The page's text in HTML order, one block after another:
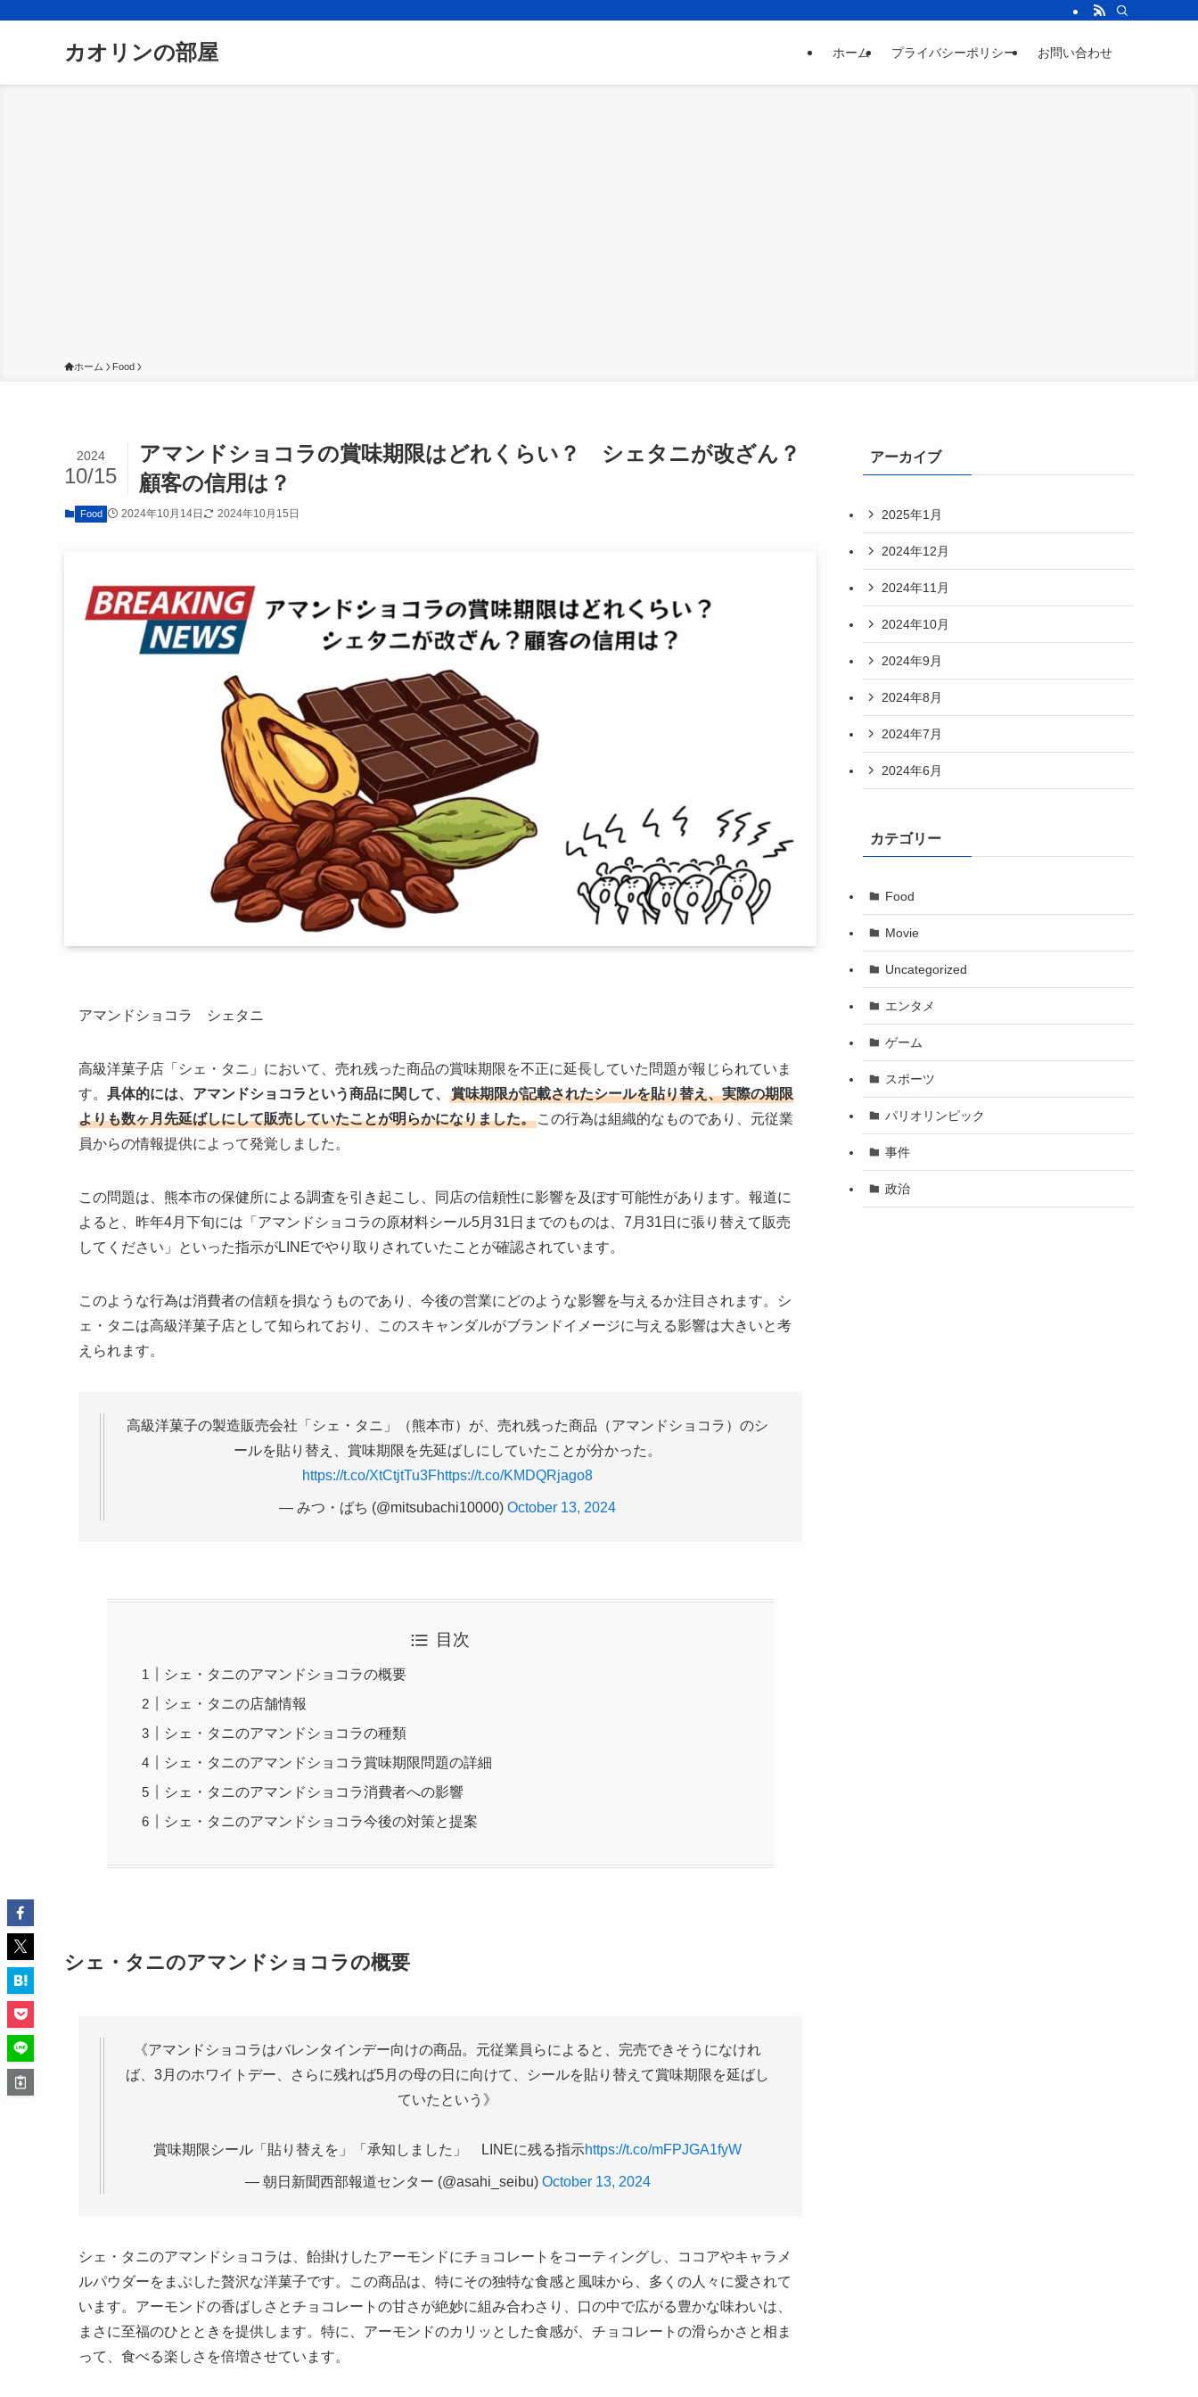
カオリンの部屋 ホーム プライバシーポリシー お問い合わせ
ホーム Food
アマンドショコラの賞味期限はどれくらい？ シェタニが改ざん？
顧客の信用は？
2024
10/15
Food 2024年10月14日 2024年10月15日
アマンドショコラ シェタニ
高級洋菓子店「シェ・タニ」において、売れ残った商品の賞味期限を不正に延長していた問題が報じられていま
す。 具体的には、アマンドショコラという商品に関して、
賞味期限が記載されたシールを貼り替え、実際の期限
よりも数ヶ月先延ばしにして販売していたことが明らかになりました。 この行為は組織的なものであり、元従業
員からの情報提供によって発覚しました。
この問題は、熊本市の保健所による調査を引き起こし、同店の信頼性に影響を及ぼす可能性があります。報道に
よると、昨年4月下旬には「アマンドショコラの原材料シール5月31日までのものは、7月31日に張り替えて販売
してください」といった指示がLINEでやり取りされていたことが確認されています。
このような行為は消費者の信頼を損なうものであり、今後の営業にどのような影響を与えるか注目されます。シ
ェ・タニは高級洋菓子店として知られており、このスキャンダルがブランドイメージに与える影響は大きいと考
えられます。
高級洋菓子の製造販売会社「シェ・タニ」（熊本市）が、売れ残った商品（アマンドショコラ）のシ
ールを貼り替え、賞味期限を先延ばしにしていたことが分かった。
https://t.co/XtCtjtTu3Fhttps://t.co/KMDQRjago8
— みつ・ばち (@mitsubachi10000) October 13, 2024
目次
シェ・タニのアマンドショコラの概要
シェ・タニの店舗情報
シェ・タニのアマンドショコラの種類
シェ・タニのアマンドショコラ賞味期限問題の詳細
シェ・タニのアマンドショコラ消費者への影響
シェ・タニのアマンドショコラ今後の対策と提案
シェ・タニのアマンドショコラの概要
《アマンドショコラはバレンタインデー向けの商品。元従業員らによると、完売できそうになけれ
ば、3月のホワイトデー、さらに残れば5月の母の日に向けて、シールを貼り替えて賞味期限を延ばし
ていたという》
賞味期限シール「貼り替えを」「承知しました」 LINEに残る指示https://t.co/mFPJGA1fyW
— 朝日新聞西部報道センター (@asahi_seibu) October 13, 2024
シェ・タニのアマンドショコラは、飴掛けしたアーモンドにチョコレートをコーティングし、ココアやキャラメ
ルパウダーをまぶした贅沢な洋菓子です。この商品は、特にその独特な食感と風味から、多くの人々に愛されて
います。アーモンドの香ばしさとチョコレートの甘さが絶妙に組み合わさり、口の中で広がる豊かな味わいは、
まさに至福のひとときを提供します。特に、アーモンドのカリッとした食感が、チョコレートの滑らかさと相ま
って、食べる楽しさを倍増させています。
アーカイブ
2025年1月
2024年12月
2024年11月
2024年10月
2024年9月
2024年8月
2024年7月
2024年6月
カテゴリー
Food
Movie
Uncategorized
エンタメ
ゲーム
スポーツ
パリオリンピック
事件
政治